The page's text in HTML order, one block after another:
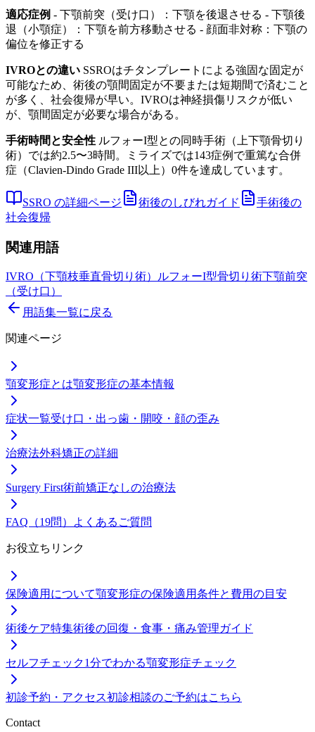
適応症例 - 下顎前突（受け口）：下顎を後退させる - 下顎後
退（小顎症）：下顎を前方移動させる - 顔面非対称：下顎の
偏位を修正する
IVROとの違い SSROはチタンプレートによる強固な固定が
可能なため、術後の顎間固定が不要または短期間で済むこと
が多く、社会復帰が早い。IVROは神経損傷リスクが低い
が、顎間固定が必要な場合がある。
手術時間と安全性 ルフォーI型との同時手術（上下顎骨切り
術）では約2.5〜3時間。ミライズでは143症例で重篤な合併
症（Clavien-Dindo Grade III以上）0件を達成しています。
SSRO の詳細ページ 術後のしびれガイド
手術後の
社会復帰
関連用語
IVRO（下顎枝垂直骨切り術） ルフォーI型骨切り術下顎前突
（受け口）
用語集一覧に戻る
関連ページ
顎変形症とは顎変形症の基本情報
症状一覧受け口・出っ歯・開咬・顔の歪み
治療法外科矯正の詳細
Surgery First術前矯正なしの治療法
FAQ（19問） よくあるご質問
お役立ちリンク
保険適用について顎変形症の保険適用条件と費用の目安
術後ケア特集術後の回復・食事・痛み管理ガイド
セルフチェック1分でわかる顎変形症チェック
初診予約・アクセス初診相談のご予約はこちら
Contact